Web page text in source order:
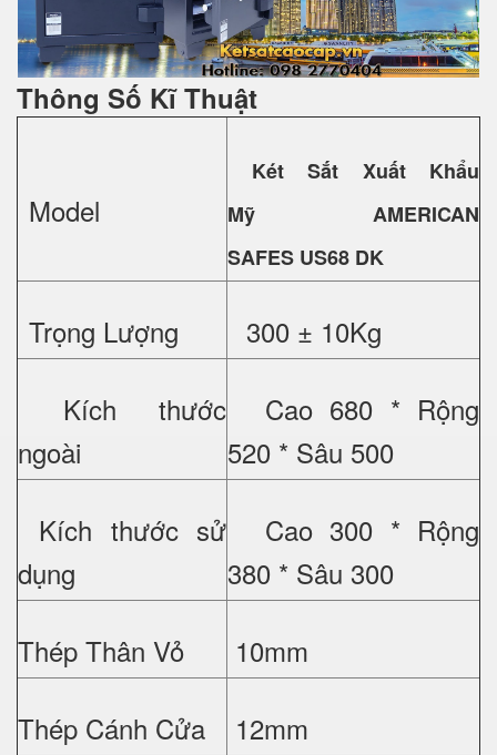
Thông Số Kĩ Thuật
Model
Két Sắt Xuất Khẩu
Mỹ AMERICAN
SAFES US68 DK
Trọng Lượng
300 ± 10Kg
Kích thước
ngoài
Cao 680 * Rộng
520 * Sâu 500
Kích thước sử
dụng
Cao 300 * Rộng
380 * Sâu 300
Thép Thân Vỏ
10mm
Thép Cánh Cửa
12mm